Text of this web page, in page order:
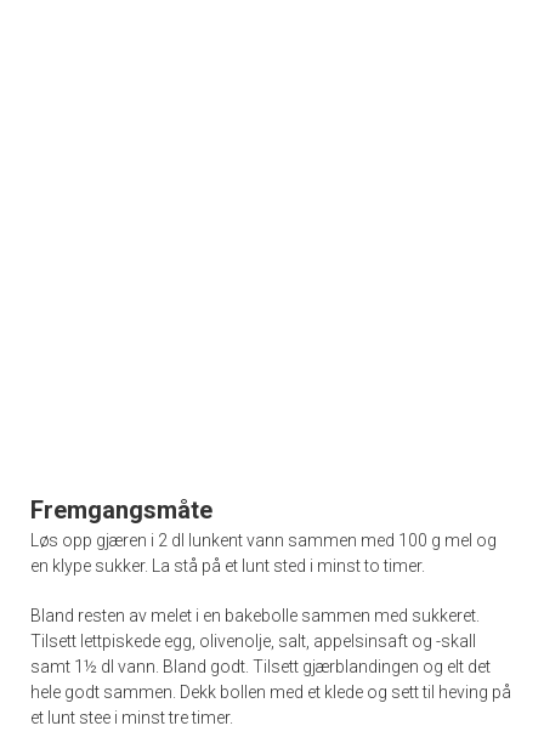
Fremgangsmåte
Løs opp gjæren i 2 dl lunkent vann sammen med 100 g mel og
en klype sukker. La stå på et lunt sted i minst to timer.
Bland resten av melet i en bakebolle sammen med sukkeret.
Tilsett lettpiskede egg, olivenolje, salt, appelsinsaft og -skall
samt 1½ dl vann. Bland godt. Tilsett gjærblandingen og elt det
hele godt sammen. Dekk bollen med et klede og sett til heving på
et lunt stee i minst tre timer.